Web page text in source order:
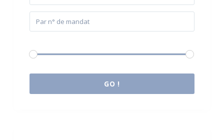
GO !